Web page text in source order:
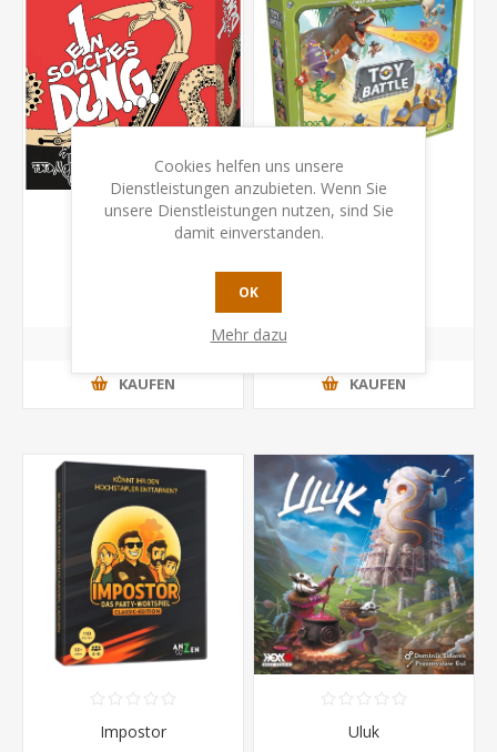
KAUFEN KAUFEN
Impostor Uluk
Cookies helfen uns unsere
Dienstleistungen anzubieten. Wenn Sie
unsere Dienstleistungen nutzen, sind Sie
damit einverstanden.
OK
Mehr dazu